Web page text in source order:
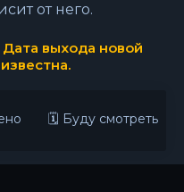
от него.
выхода новой
🗓 Буду смотреть